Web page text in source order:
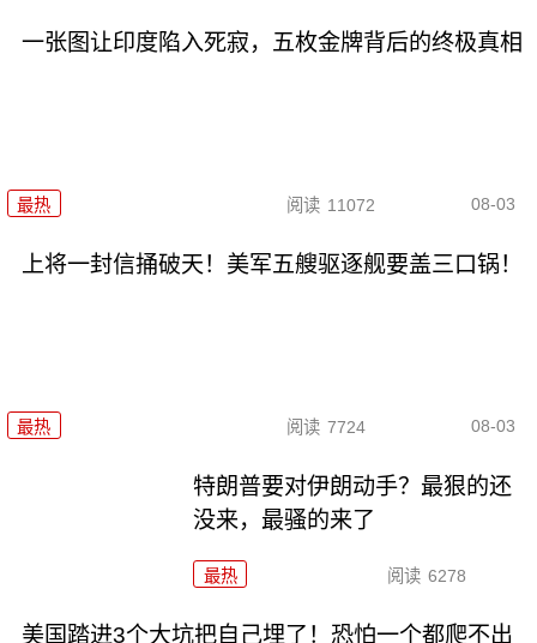
一张图让印度陷入死寂，五枚金牌背后的终极真相
最热 阅读 11072 08-03
上将一封信捅破天！美军五艘驱逐舰要盖三口锅！
最热 阅读 7724 08-03
特朗普要对伊朗动手？最狠的还
没来，最骚的来了
最热 阅读 6278
美国踏进3个大坑把自己埋了！恐怕一个都爬不出